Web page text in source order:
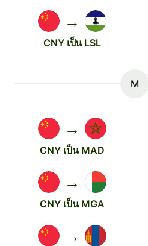
→
CNY เป็น LSL
M
→
CNY เป็น MAD
→
CNY เป็น MGA
→